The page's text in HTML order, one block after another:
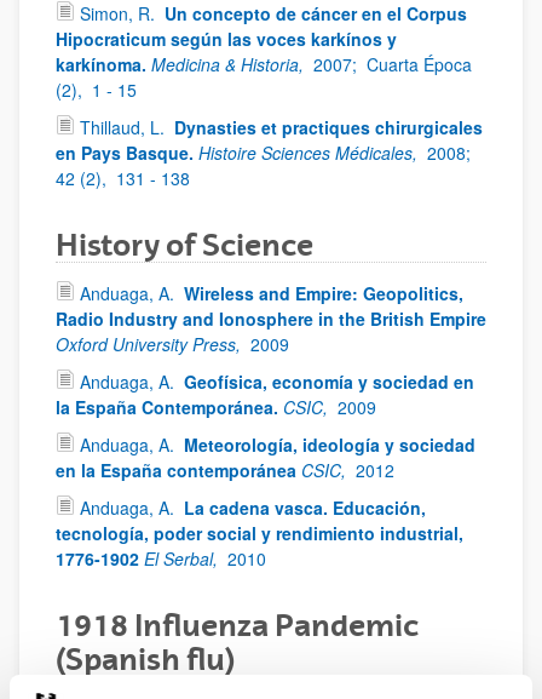
Simon, R. Un concepto de cáncer en el Corpus
Hipocraticum según las voces karkínos y
karkínoma. Medicina & Historia, 2007; Cuarta Época
(2), 1 - 15
Thillaud, L. Dynasties et practiques chirurgicales
en Pays Basque. Histoire Sciences Médicales, 2008;
42 (2), 131 - 138
History of Science
Anduaga, A. Wireless and Empire: Geopolitics,
Radio Industry and Ionosphere in the British Empire
Oxford University Press, 2009
Anduaga, A. Geofísica, economía y sociedad en
la España Contemporánea. CSIC, 2009
Anduaga, A. Meteorología, ideología y sociedad
en la España contemporánea CSIC, 2012
Anduaga, A. La cadena vasca. Educación,
tecnología, poder social y rendimiento industrial,
1776-1902 El Serbal, 2010
1918 Influenza Pandemic
(Spanish flu)